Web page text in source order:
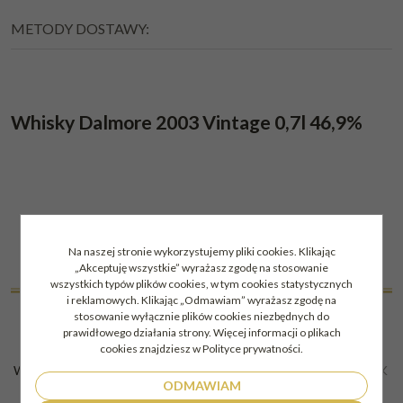
METODY DOSTAWY:
Whisky Dalmore 2003 Vintage 0,7l 46,9%
PODOBNE DO
WHISKY GLENFIDDICH 23YO
GRAND CRU CUVEE CASK
WHISKY ARDBEG BLAAACK
SINGLE MALT 46% 0,7L
Na naszej stronie wykorzystujemy pliki cookies. Klikając
„Akceptuję wszystkie” wyrażasz zgodę na stosowanie
wszystkich typów plików cookies, w tym cookies statystycznych
i reklamowych. Klikając „Odmawiam” wyrażasz zgodę na
stosowanie wyłącznie plików cookies niezbędnych do
prawidłowego działania strony. Więcej informacji o plikach
cookies znajdziesz w Polityce prywatności.
ODMAWIAM